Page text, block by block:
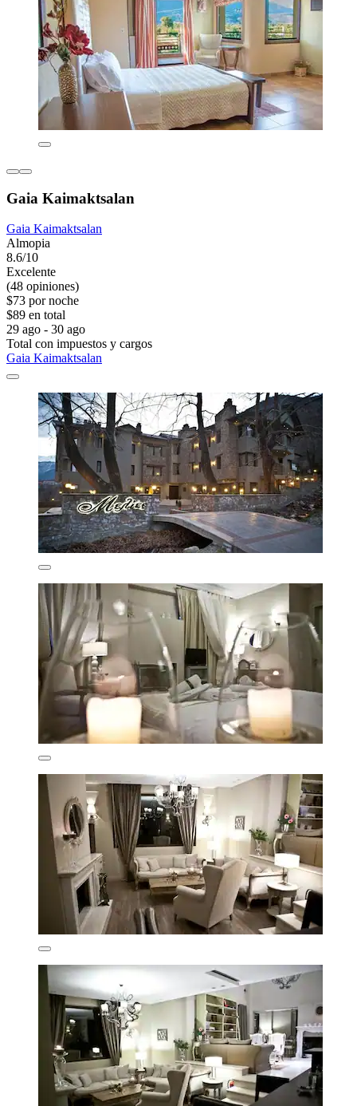
Gaia Kaimaktsalan
Gaia Kaimaktsalan
Almopia
8.6/10
Excelente
(48 opiniones)
$73 por noche
$89 en total
29 ago - 30 ago
Total con impuestos y cargos
Gaia Kaimaktsalan